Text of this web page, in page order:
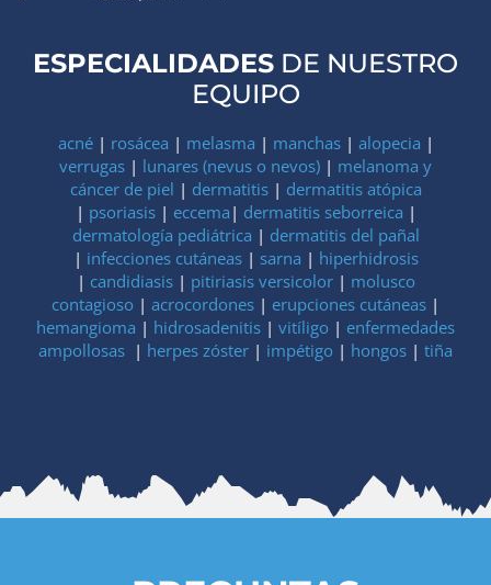
ESPECIALIDADES DE NUESTRO
EQUIPO
acné| rosácea | melasma | manchas| alopecia |
verrugas | lunares (nevus o nevos) | melanoma y
cáncer de piel | dermatitis| dermatitis atópica
| psoriasis| eccema | dermatitis seborreica |
dermatología pediátrica | dermatitis del pañal
| infecciones cutáneas| sarna | hiperhidrosis
| candidiasis| pitiriasis versicolor| molusco
contagioso | acrocordones | erupciones cutáneas |
hemangioma | hidrosadenitis | vitíligo | enfermedades
ampollosas | herpes zóster | impétigo | hongos | tiña